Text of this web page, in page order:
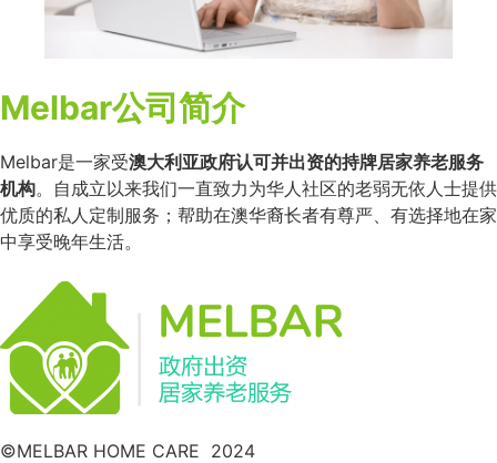
Melbar公司简介
Melbar是一家受澳大利亚政府认可并出资的持牌居家养老服务
机构。自成立以来我们一直致力为华人社区的老弱无依人士提供
优质的私人定制服务；帮助在澳华裔长者有尊严、有选择地在家
中享受晚年生活。
©MELBAR HOME CARE 2024